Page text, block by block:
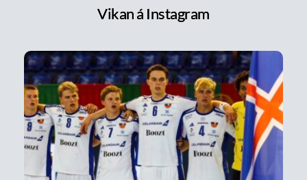
Vikan á Instagram